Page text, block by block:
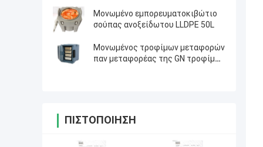
Μονωμένο εμπορευματοκιβώτιο
σούπας ανοξείδωτου LLDPE 50L
Μονωμένος τροφίμων μεταφορών
παν μεταφορέας της GN τροφίμων
ΠΙΣΤΟΠΟΊΗΣΗ